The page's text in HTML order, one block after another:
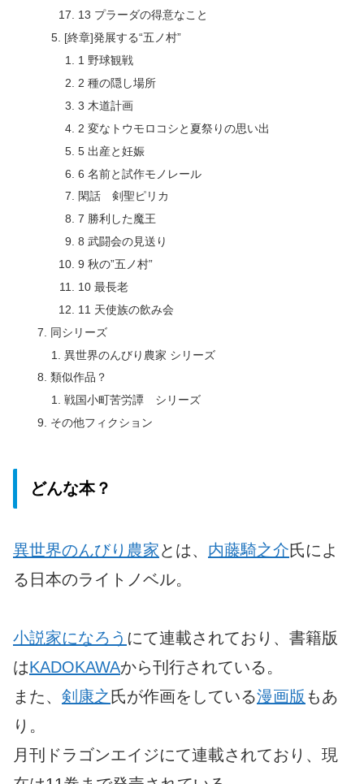
13 プラーダの得意なこと
[終章]発展する“五ノ村”
1 野球観戦
2 種の隠し場所
3 木道計画
2 変なトウモロコシと夏祭りの思い出
5 出産と妊娠
6 名前と試作モノレール
閑話 剣聖ピリカ
7 勝利した魔王
8 武闘会の見送り
9 秋の”五ノ村”
10 最長老
11 天使族の飲み会
同シリーズ
異世界のんびり農家 シリーズ
類似作品？
戦国小町苦労譚 シリーズ
その他フィクション
どんな本？
異世界のんびり農家とは、 内藤騎之介氏によ
る日本のライトノベル。
小説家になろう にて連載されており、書籍版
はKADOKAWAから刊行されている。
また、 剣康之氏が作画をしている漫画版 もあ
り。
月刊ドラゴンエイジにて連載されており、現